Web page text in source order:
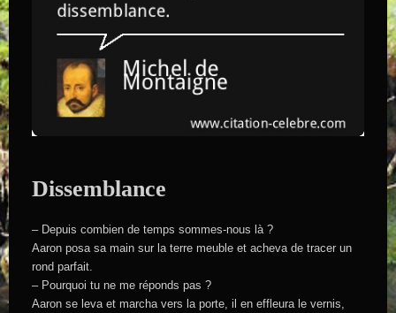
Dissemblance
– Depuis combien de temps sommes-nous là ?
Aaron posa sa main sur la terre meuble et acheva de tracer un
rond parfait.
– Pourquoi tu ne me réponds pas ?
Aaron se leva et marcha vers la porte, il en effleura le vernis,